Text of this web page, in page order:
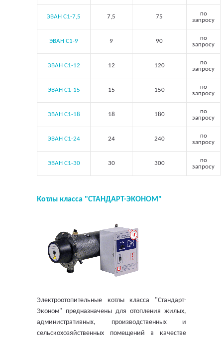
ЭВАН С1-7,5 7,5 75
по
запросу
ЭВАН С1-9 9 90
по
запросу
ЭВАН С1-12 12 120
по
запросу
ЭВАН С1-15 15 150
по
запросу
ЭВАН С1-18 18 180
по
запросу
ЭВАН С1-24 24 240
по
запросу
ЭВАН С1-30 30 300
по
запросу
Котлы класса "СТАНДАРТ-ЭКОНОМ"
Электроотопительные котлы класса "Стандарт-
Эконом" предназначены для отопления жилых,
административных, производственных и
сельскохозяйственных помещений в качестве